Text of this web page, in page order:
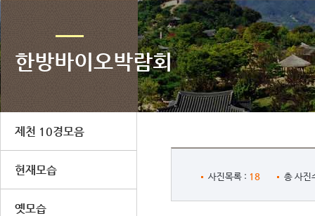
한방바이오박람회
제천 10경모음
현재모습
옛모습
사진목록 : 18 총 사진